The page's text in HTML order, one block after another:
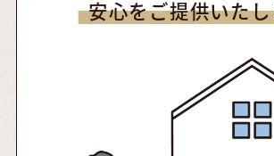
安心をご提供いた